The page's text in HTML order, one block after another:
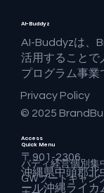
AI-Buddyz
AI-Buddyzは、
活用することで
プログラム事業
Privacy Policy
© 2025
Access
〒901-2306
沖縄県中頭郡
ール沖縄ライ
Quick Menu
バディ経営個別集
GWブートキャン